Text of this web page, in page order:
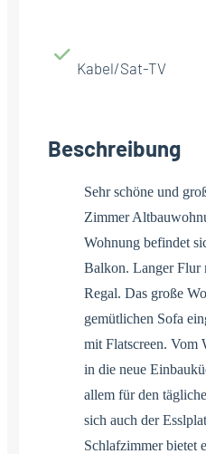
Kabel/Sat-TV
Beschreibung
Sehr schöne und
Zimmer
Wohnung befindet
Balkon. Langer Flur
Regal. Das große
gemütlichen Sofa
mit Flatscreen. Vom
in die neue
allem für den
sich auch der
Schlafzimmer bietet